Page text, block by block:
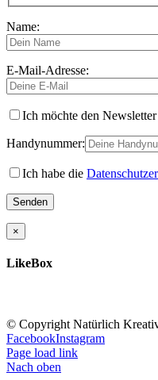
Name:
E-Mail-Adresse:
Ich möchte den
Handynummer:
Ich habe die
×
LikeBox
© Copyright Natürlich
FacebookInstagram
Page load link
Nach oben